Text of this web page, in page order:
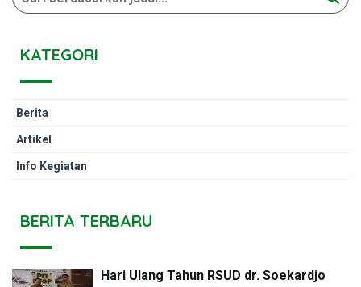
KATEGORI
Berita
Artikel
Info Kegiatan
BERITA TERBARU
Hari Ulang Tahun RSUD dr. Soekardjo